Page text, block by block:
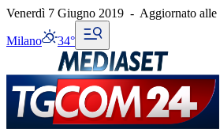
Venerdì 7 Giugno 2019 - Aggiornato alle
Milano 34°